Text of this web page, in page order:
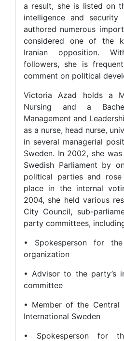
a result, she is listed on
intelligence and security
authored numerous
considered one of the
Iranian opposition.
followers, she is
comment on political
Victoria Azad holds a
Nursing and a
Management and
as a nurse, head nurse,
in several managerial
Sweden. In 2002, she
Swedish Parliament by
political parties and
place in the internal
2004, she held various
City Council, sub-
party committees,
• Spokesperson for the
organization
• Advisor to the party’s
committee
• Member of the Central
International Sweden
• Spokesperson for